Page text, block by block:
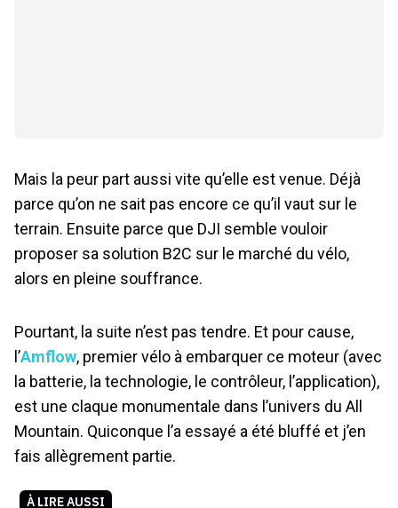
Mais la peur part aussi vite qu’elle est venue. Déjà
parce qu’on ne sait pas encore ce qu’il vaut sur le
terrain. Ensuite parce que DJI semble vouloir
proposer sa solution B2C sur le marché du vélo,
alors en pleine souffrance.
Pourtant, la suite n’est pas tendre. Et pour cause,
l’Amflow, premier vélo à embarquer ce moteur (avec
la batterie, la technologie, le contrôleur, l’application),
est une claque monumentale dans l’univers du All
Mountain. Quiconque l’a essayé a été bluffé et j’en
fais allègrement partie.
À LIRE AUSSI